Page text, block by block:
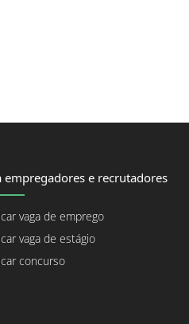
empregadores e recrutadores
vaga de emprego
vaga de estágio
concurso